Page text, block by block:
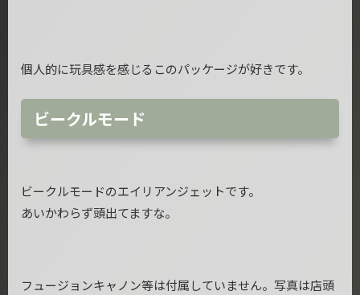
個人的に玩具感を感じるこのパッケージが好きです。
ビークルモード
ビークルモードのエイリアンジェットです。
あいかわらず頭出てますな。
フュージョンキャノン等は付属していません。写真は店頭